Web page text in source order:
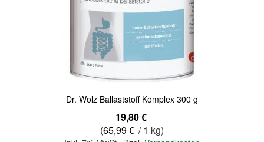
Dr. Wolz Ballaststoff Komplex 300 g
19,80 €
(65,99 € / 1 kg)